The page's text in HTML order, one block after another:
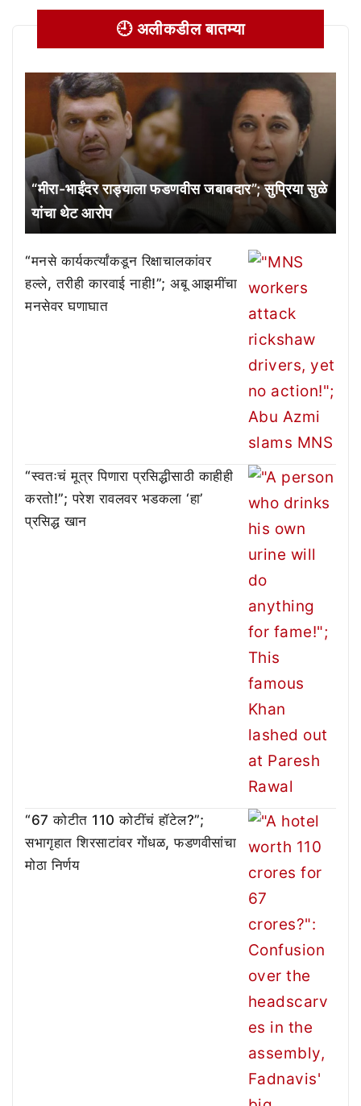
🕘 अलीकडील बातम्या
“मीरा-भाईंदर राड्याला फडणवीस जबाबदार”; सुप्रिया सुळे
यांचा थेट आरोप
“मनसे कार्यकर्त्यांकडून रिक्षाचालकांवर
हल्ले, तरीही कारवाई नाही!”; अबू आझमींचा
मनसेवर घणाघात
“स्वतःचं मूत्र पिणारा प्रसिद्धीसाठी काहीही
करतो!”; परेश रावलवर भडकला ‘हा’
प्रसिद्ध खान
“67 कोटीत 110 कोटींचं हॉटेल?”;
सभागृहात शिरसाटांवर गोंधळ, फडणवीसांचा
मोठा निर्णय